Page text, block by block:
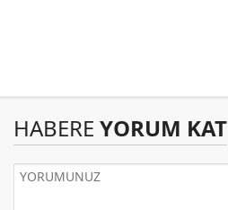
HABERE YORUM KAT